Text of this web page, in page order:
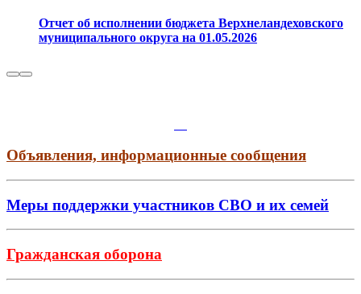
Отчет об исполнении бюджета Верхнеландеховского
муниципального округа на 01.05.2026
Объявления, информационные сообщения
Меры поддержки участников СВО и их семей
Гражданская оборона